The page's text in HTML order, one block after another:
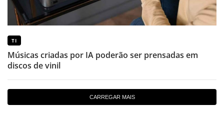
TI
Músicas criadas por IA poderão ser prensadas em
discos de vinil
CARREGAR MAIS